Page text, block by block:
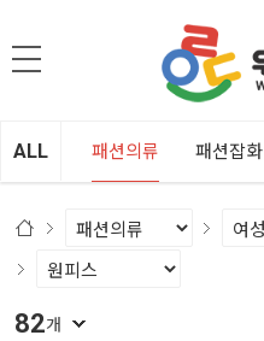
ALL 패션의류 패션잡화
82개